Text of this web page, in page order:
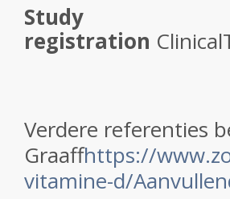
Study
registration
Verdere referenties
Graaffhttps://
vitamine-d/